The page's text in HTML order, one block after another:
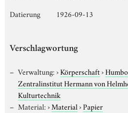
Datierung
1926-09-13
Verschlagwortung
Verwaltung:›Körperschaft›
Zentralinstitut Hermann von
Kulturtechnik
Material:›Material›Papier